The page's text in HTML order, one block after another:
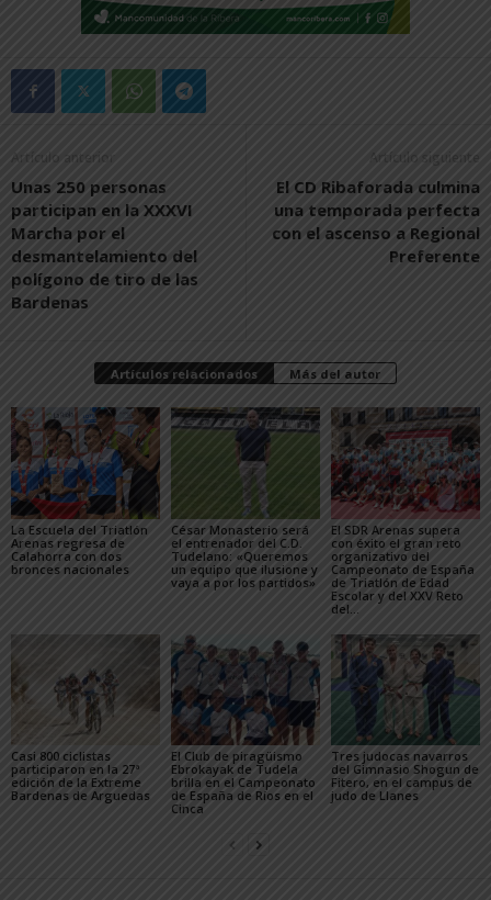
Artículo anterior
Unas 250 personas
participan en la XXXVI
Marcha por el
desmantelamiento del
polígono de tiro de las
Bardenas
Artículo siguiente
El CD Ribaforada culmina
una temporada perfecta
con el ascenso a Regional
Preferente
Artículos relacionados Más del autor
La Escuela del Triatlón
Arenas regresa de
Calahorra con dos
bronces nacionales
César Monasterio será
el entrenador del C.D.
Tudelano: «Queremos
un equipo que ilusione y
vaya a por los partidos»
El SDR Arenas supera
con éxito el gran reto
organizativo del
Campeonato de España
de Triatlón de Edad
Escolar y del XXV Reto
del...
Casi 800 ciclistas
participaron en la 27ª
edición de la Extreme
Bardenas de Arguedas
El Club de piragüismo
Ebrokayak de Tudela
brilla en el Campeonato
de España de Ríos en el
Cinca
Tres judocas navarros
del Gimnasio Shogun de
Fitero, en el campus de
judo de Llanes